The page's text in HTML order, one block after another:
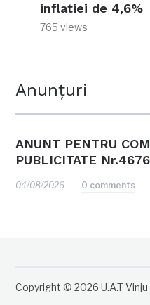
inflatiei de 4,6%
765 views
Anunțuri
ANUNT PENTRU
PUBLICITATE
04/08/2026 0 comments
Copyright © 2026 U.A.T